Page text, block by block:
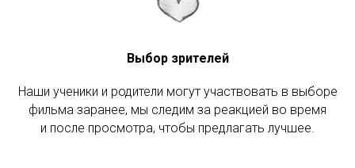
Выбор зрителей
Наши ученики и родители могут участвовать в выборе
фильма заранее, мы следим за реакцией во время
и после просмотра, чтобы предлагать лучшее.